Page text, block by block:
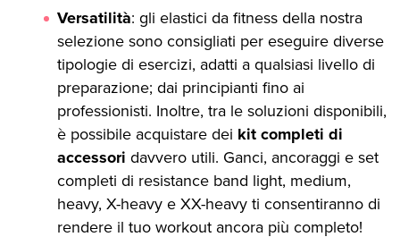
Versatilità: gli elastici da fitness della nostra
selezione sono consigliati per eseguire diverse
tipologie di esercizi, adatti a qualsiasi livello di
preparazione; dai principianti fino ai
professionisti. Inoltre, tra le soluzioni disponibili,
è possibile acquistare dei kit completi di
accessori davvero utili. Ganci, ancoraggi e set
completi di resistance band light, medium,
heavy, X-heavy e XX-heavy ti consentiranno di
rendere il tuo workout ancora più completo!